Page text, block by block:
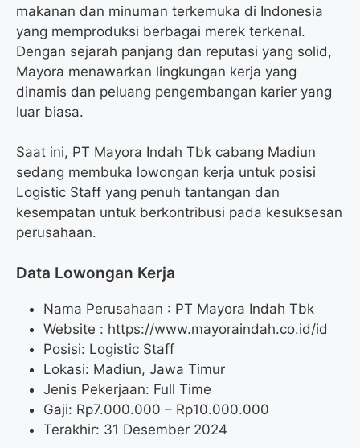
makanan dan minuman terkemuka di Indonesia
yang memproduksi berbagai merek terkenal.
Dengan sejarah panjang dan reputasi yang solid,
Mayora menawarkan lingkungan kerja yang
dinamis dan peluang pengembangan karier yang
luar biasa.
Saat ini, PT Mayora Indah Tbk cabang Madiun
sedang membuka lowongan kerja untuk posisi
Logistic Staff yang penuh tantangan dan
kesempatan untuk berkontribusi pada kesuksesan
perusahaan.
Data Lowongan Kerja
Nama Perusahaan : PT Mayora Indah Tbk
Website : https://www.mayoraindah.co.id/id
Posisi: Logistic Staff
Lokasi: Madiun, Jawa Timur
Jenis Pekerjaan: Full Time
Gaji: Rp7.000.000 – Rp10.000.000
Terakhir: 31 Desember 2024